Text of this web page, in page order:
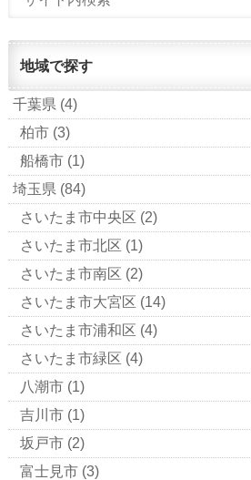
地域で探す
千葉県 (4)
柏市 (3)
船橋市 (1)
埼玉県 (84)
さいたま市中央区 (2)
さいたま市北区 (1)
さいたま市南区 (2)
さいたま市大宮区 (14)
さいたま市浦和区 (4)
さいたま市緑区 (4)
八潮市 (1)
吉川市 (1)
坂戸市 (2)
富士見市 (3)